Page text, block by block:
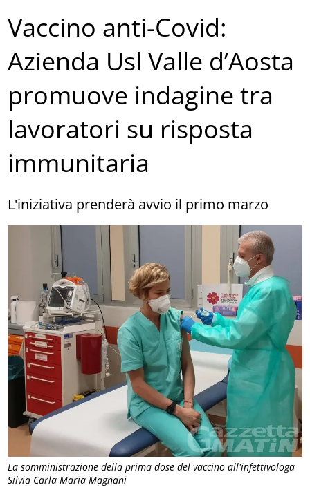
La somministrazione della prima dose del vaccino all'infettivologa
Silvia Carla Maria Magnani
Vaccino anti-Covid:
Azienda Usl Valle d’Aosta
promuove indagine tra
lavoratori su risposta
immunitaria
L'iniziativa prenderà avvio il primo marzo